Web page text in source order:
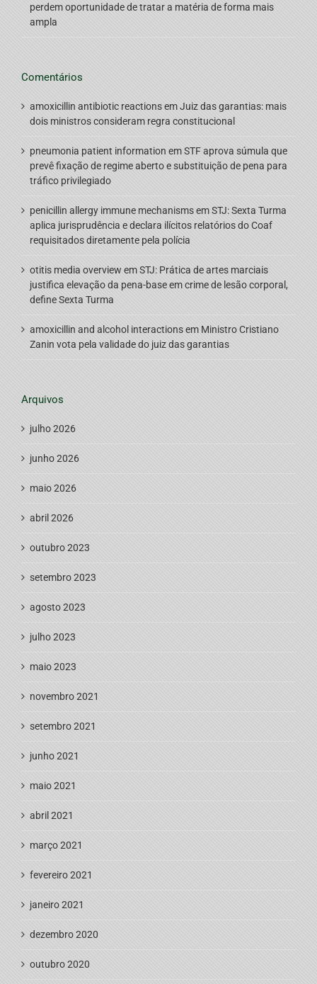
perdem oportunidade de tratar a matéria de forma mais
ampla
Comentários
amoxicillin antibiotic reactionsemJuiz das garantias: mais
dois ministros consideram regra constitucional
pneumonia patient information emSTF aprova súmula que
prevê fixação de regime aberto e substituição de pena para
tráfico privilegiado
penicillin allergy immune mechanismsemSTJ: Sexta Turma
aplica jurisprudência e declara ilícitos relatórios do Coaf
requisitados diretamente pela polícia
otitis media overview emSTJ: Prática de artes marciais
justifica elevação da pena-base em crime de lesão corporal,
define Sexta Turma
amoxicillin and alcohol interactionsem Ministro Cristiano
Zanin vota pela validade do juiz das garantias
Arquivos
julho 2026
junho 2026
maio 2026
abril 2026
outubro 2023
setembro 2023
agosto 2023
julho 2023
maio 2023
novembro 2021
setembro 2021
junho 2021
maio 2021
abril 2021
março 2021
fevereiro 2021
janeiro 2021
dezembro 2020
outubro 2020